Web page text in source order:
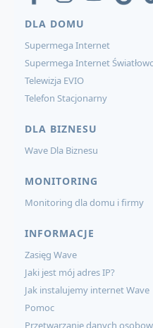
DLA DOMU
Supermega Internet
Supermega Internet
Telewizja EVIO
Telefon Stacjonarny
DLA BIZNESU
Wave Dla Biznesu
MONITORING
Monitoring dla domu i firmy
INFORMACJE
Zasięg Wave
Jaki jest mój adres IP?
Jak instalujemy internet Wave
Pomoc
Przetwarzanie danych